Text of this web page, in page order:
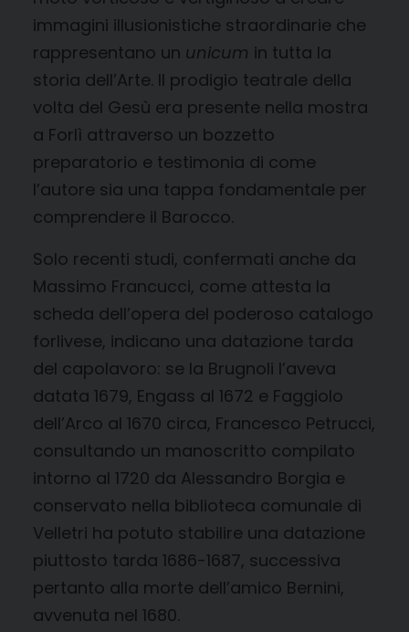
immagini illusionistiche straordinarie che
rappresentano un unicum in tutta la
storia dell’Arte. Il prodigio teatrale della
volta del Gesù era presente nella mostra
a Forlì attraverso un bozzetto
preparatorio e testimonia di come
l’autore sia una tappa fondamentale per
comprendere il Barocco.
Solo recenti studi, confermati anche da
Massimo Francucci, come attesta la
scheda dell’opera del poderoso catalogo
forlivese, indicano una datazione tarda
del capolavoro: se la Brugnoli l’aveva
datata 1679, Engass al 1672 e Faggiolo
dell’Arco al 1670 circa, Francesco Petrucci,
consultando un manoscritto compilato
intorno al 1720 da Alessandro Borgia e
conservato nella biblioteca comunale di
Velletri ha potuto stabilire una datazione
piuttosto tarda 1686-1687, successiva
pertanto alla morte dell’amico Bernini,
avvenuta nel 1680.